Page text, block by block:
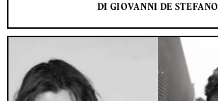
DI GIOVANNI DE STEFANO